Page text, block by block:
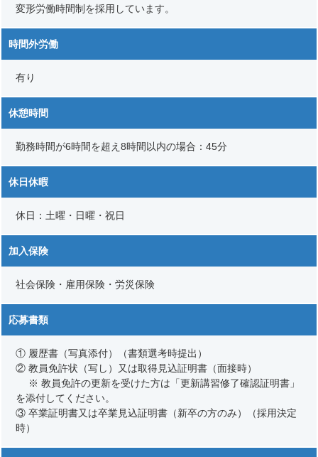
変形労働時間制を採用しています。
時間外労働
有り
休憩時間
勤務時間が6時間を超え8時間以内の場合：45分
休日休暇
休日：土曜・日曜・祝日
加入保険
社会保険・雇用保険・労災保険
応募書類
① 履歴書（写真添付）（書類選考時提出）
② 教員免許状（写し）又は取得見込証明書（面接時）
※ 教員免許の更新を受けた方は「更新講習修了確認証明書」
を添付してください。
③ 卒業証明書又は卒業見込証明書（新卒の方のみ）（採用決定
時）